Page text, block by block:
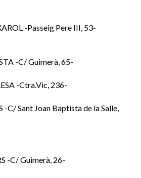
XAROL -Passeig Pere III, 53-
FIESTA -C/ Guimerà, 65-
-Ctra.Vic, 236-
C/ Sant Joan Baptista de la Salle,
-C/ Guimerà, 26-